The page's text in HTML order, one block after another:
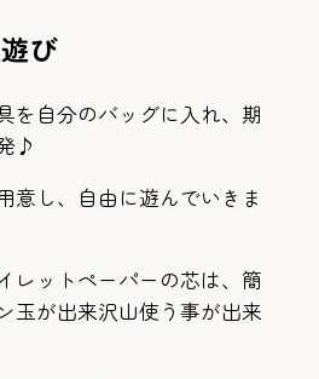
び
を自分のバッグに入れ、期
♪
意し、自由に遊んでいきま
レットペーパーの芯は、簡
玉が出来沢山使う事が出来